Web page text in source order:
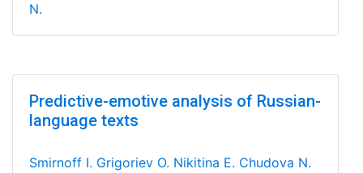
N.
Predictive-emotive analysis of Russian-
language texts
Smirnoff I. Grigoriev O. Nikitina E. Chudova N.